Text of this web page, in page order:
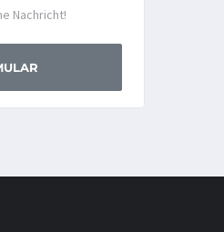
Nachricht!